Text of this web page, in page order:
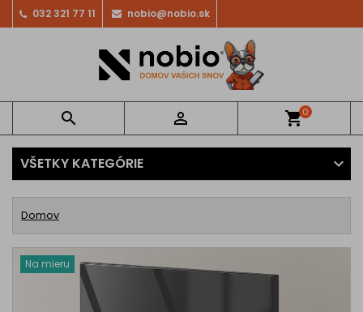
032 321 77 11 nobio@nobio.sk
  shopping_cart0
VŠETKY KATEGÓRIE
Domov
Na mieru